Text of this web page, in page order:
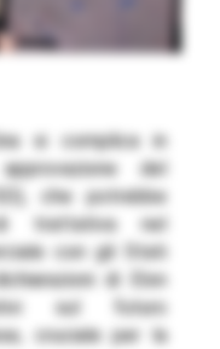
si complica in
del
che potrebbe
trattativa nel
con gli Stati
di Elon
sul futuro
cruciale per la